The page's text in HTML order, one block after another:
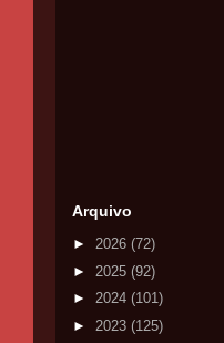
Arquivo
► 2026 (72)
► 2025 (92)
► 2024 (101)
► 2023 (125)